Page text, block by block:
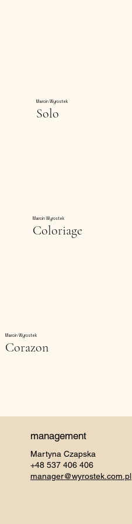
Marcin Wyrostek
Solo
Marcin Wyrostek
Coloriage
Marcin Wyrostek
Corazon
management
Martyna Czapska
+48 537 406 406
manager@wyrostek.com.pl